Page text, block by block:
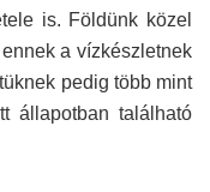
is. Földünk közel
a vízkészletnek
pedig több mint
állapotban található